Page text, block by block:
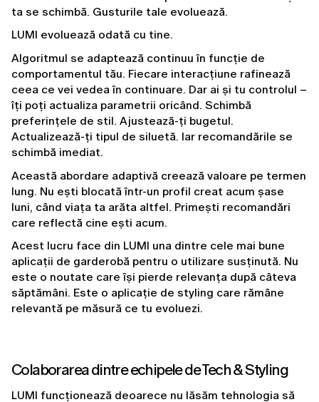
ta se schimbă. Gusturile tale evoluează.
LUMI evoluează odată cu tine.
Algoritmul se adaptează continuu în funcție de
comportamentul tău. Fiecare interacțiune rafinează
ceea ce vei vedea în continuare. Dar ai și tu controlul –
îți poți actualiza parametrii oricând. Schimbă
preferințele de stil. Ajustează-ți bugetul.
Actualizează-ți tipul de siluetă. Iar recomandările se
schimbă imediat.
Această abordare adaptivă creează valoare pe termen
lung. Nu ești blocată într-un profil creat acum șase
luni, când viața ta arăta altfel. Primești recomandări
care reflectă cine ești acum.
Acest lucru face din LUMI una dintre cele mai bune
aplicații de garderobă pentru o utilizare susținută. Nu
este o noutate care își pierde relevanța după câteva
săptămâni. Este o aplicație de styling care rămâne
relevantă pe măsură ce tu evoluezi.
Colaborarea dintre echipele de Tech & Styling
LUMI funcționează deoarece nu lăsăm tehnologia să